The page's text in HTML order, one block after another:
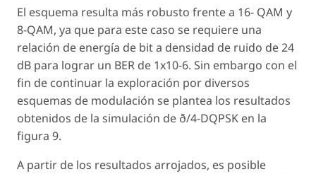
El esquema resulta más robusto frente a 16- QAM y
8-QAM, ya que para este caso se requiere una
relación de energía de bit a densidad de ruido de 24
dB para lograr un BER de 1x10-6. Sin embargo con el
fin de continuar la exploración por diversos
esquemas de modulación se plantea los resultados
obtenidos de la simulación de ð/4-DQPSK en la
figura 9.
A partir de los resultados arrojados, es posible